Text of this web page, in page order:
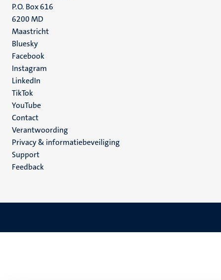
P.O. Box 616
6200 MD
Maastricht
Social
media
Bluesky
Facebook
Instagram
LinkedIn
TikTok
YouTube
Menu
footer
(NL)
Contact
Verantwoording
Privacy & informatiebeveiliging
Support
Feedback